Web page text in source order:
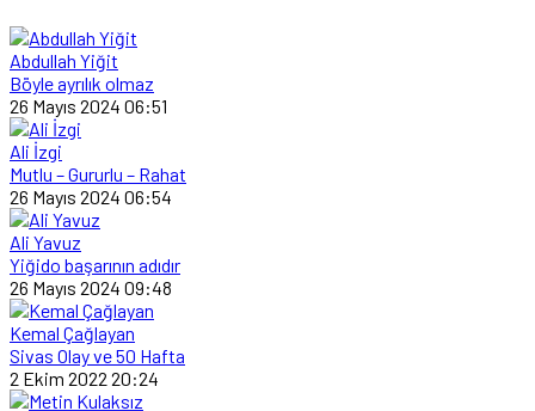
Abdullah Yiğit
Böyle ayrılık olmaz
26 Mayıs 2024 06:51
Ali İzgi
Mutlu – Gururlu – Rahat
26 Mayıs 2024 06:54
Ali Yavuz
Yiğido başarının adıdır
26 Mayıs 2024 09:48
Kemal Çağlayan
Sivas Olay ve 50 Hafta
2 Ekim 2022 20:24